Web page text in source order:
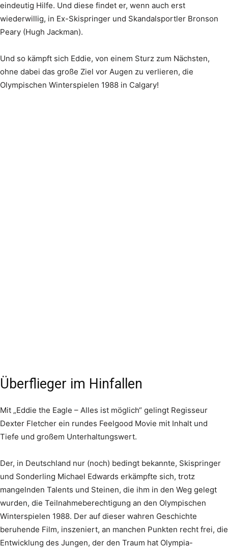
eindeutig Hilfe. Und diese findet er, wenn auch erst
wiederwillig, in Ex-Skispringer und Skandalsportler Bronson
Peary (Hugh Jackman).
Und so kämpft sich Eddie, von einem Sturz zum Nächsten,
ohne dabei das große Ziel vor Augen zu verlieren, die
Olympischen Winterspielen 1988 in Calgary!
Überflieger im Hinfallen
Mit „Eddie the Eagle – Alles ist möglich“ gelingt Regisseur
Dexter Fletcher ein rundes Feelgood Movie mit Inhalt und
Tiefe und großem Unterhaltungswert.
Der, in Deutschland nur (noch) bedingt bekannte, Skispringer
und Sonderling Michael Edwards erkämpfte sich, trotz
mangelnden Talents und Steinen, die ihm in den Weg gelegt
wurden, die Teilnahmeberechtigung an den Olympischen
Winterspielen 1988. Der auf dieser wahren Geschichte
beruhende Film, inszeniert, an manchen Punkten recht frei, die
Entwicklung des Jungen, der den Traum hat Olympia-